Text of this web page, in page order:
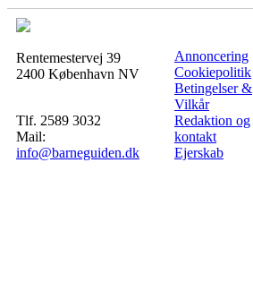
Rentemestervej 39
2400 København NV
Tlf. 2589 3032
Mail:
info@barneguiden.dk
Annoncering
Cookiepolitik
Betingelser &
Vilkår
Redaktion og
kontakt
Ejerskab